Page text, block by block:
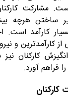
مشارکت
ساختن هرچه
کارآمد است.
کارآمدترین و
کارکنان
فراهم آورد.